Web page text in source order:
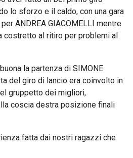
lo sforzo e il caldo, con una gara
ANDREA GIACOMELLI mentre
costretto al ritiro per problemi al
la partenza di SIMONE
del giro di lancio era coinvolto in
gruppetto dei migliori,
coscia destra posizione finali
fatta dai nostri ragazzi che